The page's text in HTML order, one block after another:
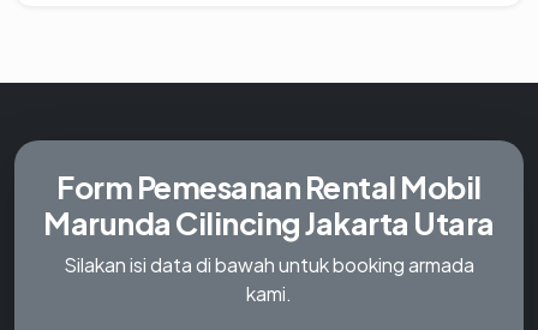
Form PemesananRental Mobil
Marunda Cilincing Jakarta Utara
Silakan isi data di bawah untuk booking armada
kami.